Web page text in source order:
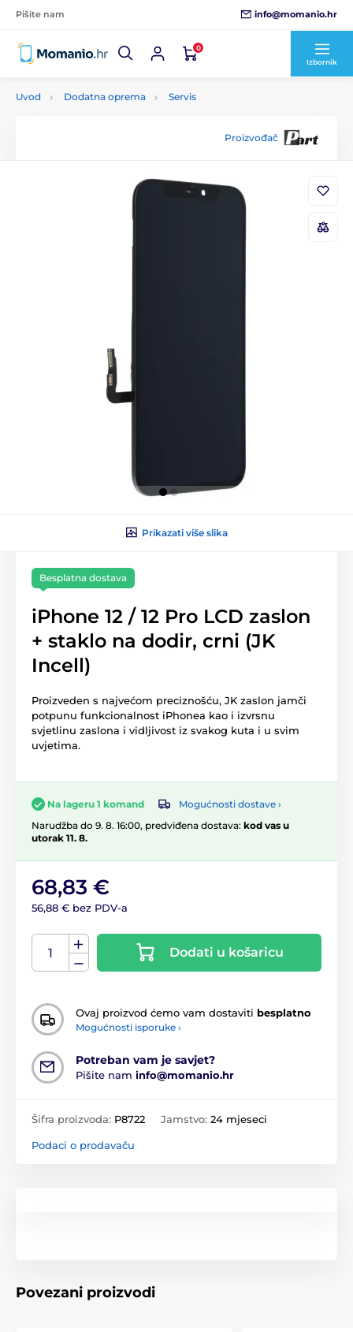
Pišite nam info@momanio.hr
0
Izbornik
Uvod Dodatna oprema Servis
Proizvođač
Prikazati više slika
Besplatna dostava
iPhone 12 / 12 Pro LCD zaslon
+ staklo na dodir, crni (JK
Incell)
Proizveden s najvećom preciznošću, JK zaslon jamči
potpunu funkcionalnost iPhonea kao i izvrsnu
svjetlinu zaslona i vidljivost iz svakog kuta i u svim
uvjetima.
Na lageru 1 komand
Mogućnosti dostave ›
Narudžba do 9. 8. 16:00, predviđena dostava: kod vas u
utorak 11. 8.
68,83 €
56,88 € bez PDV-a
Dodati u košaricu
Ovaj proizvod ćemo vam dostaviti besplatno
Mogućnosti isporuke ›
Potreban vam je savjet?
Pišite nam info@momanio.hr
Šifra proizvoda: P8722 Jamstvo: 24 mjeseci
Podaci o prodavaču
Povezani proizvodi